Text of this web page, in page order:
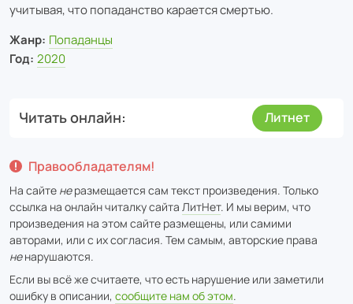
учитывая, что попаданство карается смертью.
Жанр: Попаданцы
Год: 2020
Читать онлайн Литнет
Правообладателям!
На сайте неразмещается сам текст произведения. Только
ссылка на онлайн читалку сайта ЛитНет. И мы верим, что
произведения на этом сайте размещены, или самими
авторами, или с их согласия. Тем самым, авторские права
ненарушаются.
Если вы всё же считаете, что есть нарушение или заметили
ошибку в описании, сообщите нам об этом.